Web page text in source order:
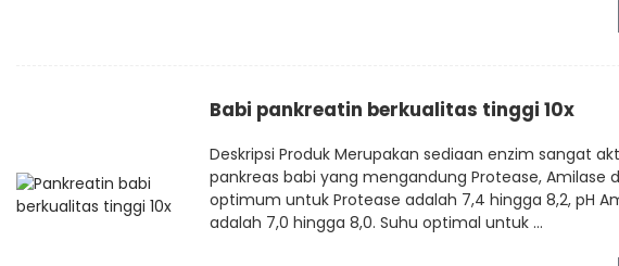
Babi pankreatin berkualitas tinggi 10x
Deskripsi Produk Merupakan sediaan enzim sangat
pankreas babi yang mengandung Protease, Amilase
optimum untuk Protease adalah 7,4 hingga 8,2, pH
adalah 7,0 hingga 8,0. Suhu optimal untuk ...